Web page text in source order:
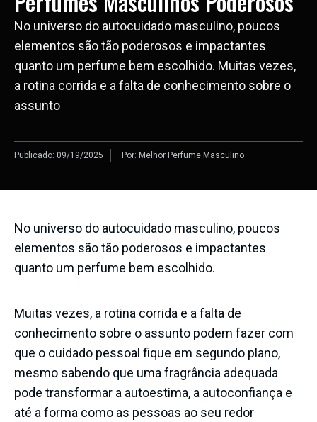
No universo do autocuidado masculino, poucos
elementos são tão poderosos e impactantes
quanto um perfume bem escolhido. Muitas vezes,
a rotina corrida e a falta de conhecimento sobre o
assunto
Publicado: 09/19/2025 Por: Melhor Perfume Masculino
No universo do autocuidado masculino, poucos
elementos são tão poderosos e impactantes
quanto um perfume bem escolhido.
Muitas vezes, a rotina corrida e a falta de
conhecimento sobre o assunto podem fazer com
que o cuidado pessoal fique em segundo plano,
mesmo sabendo que uma fragrância adequada
pode transformar a autoestima, a autoconfiança e
até a forma como as pessoas ao seu redor